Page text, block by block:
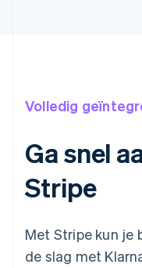
Volledig
Ga snel
Stripe
Met Stripe kun je
de slag met